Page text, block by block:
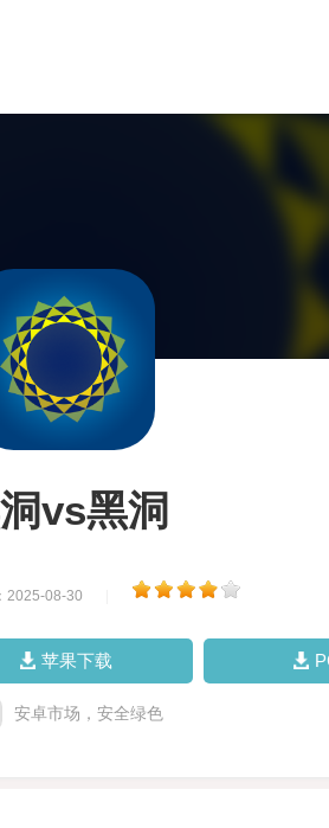
vs黑洞
2025-08-30
苹果下载
安卓市场，安全绿色